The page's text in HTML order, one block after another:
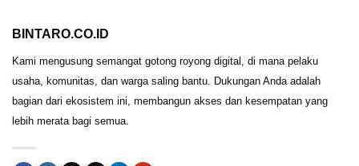
BINTARO.CO.ID
Kami mengusung semangat gotong royong digital, di mana pelaku
usaha, komunitas, dan warga saling bantu. Dukungan Anda adalah
bagian dari ekosistem ini, membangun akses dan kesempatan yang
lebih merata bagi semua.